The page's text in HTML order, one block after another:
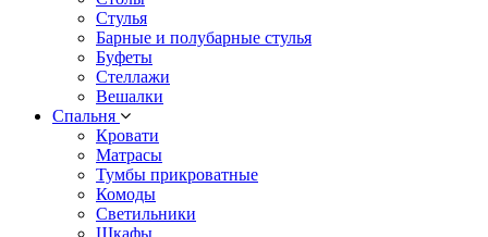
Стулья
Барные и полубарные стулья
Буфеты
Стеллажи
Вешалки
Cпальня
Кровати
Матрасы
Тумбы прикроватные
Комоды
Светильники
Шкафы